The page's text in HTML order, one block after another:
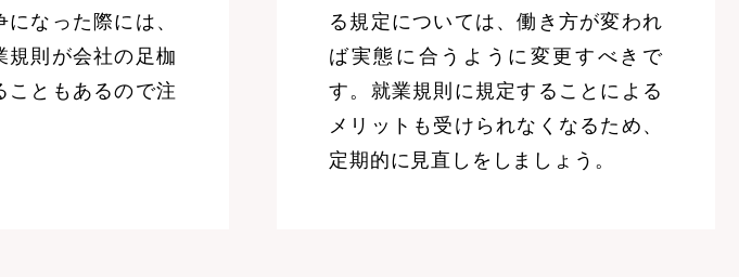
なった際には、
規則が会社の足枷
こともあるので注
る規定については、働き方が変われ
ば実態に合うように変更すべきで
す。就業規則に規定することによる
メリットも受けられなくなるため、
定期的に見直しをしましょう。